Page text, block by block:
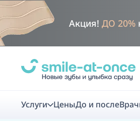
Акция!ДО 20%
Услуги ЦеныДо и после